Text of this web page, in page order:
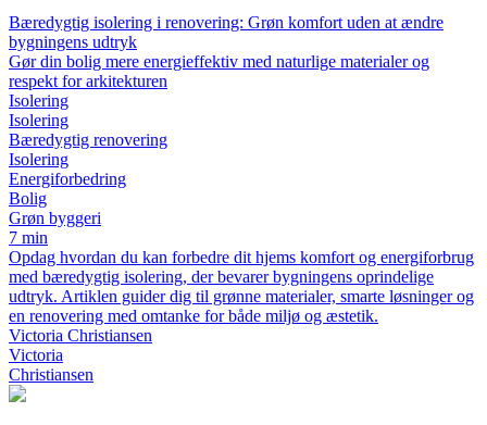
Bæredygtig isolering i renovering: Grøn komfort uden at ændre
bygningens udtryk
Gør din bolig mere energieffektiv med naturlige materialer og
respekt for arkitekturen
Isolering
Isolering
Bæredygtig renovering
Isolering
Energiforbedring
Bolig
Grøn byggeri
7 min
Opdag hvordan du kan forbedre dit hjems komfort og energiforbrug
med bæredygtig isolering, der bevarer bygningens oprindelige
udtryk. Artiklen guider dig til grønne materialer, smarte løsninger og
en renovering med omtanke for både miljø og æstetik.
Victoria Christiansen
Victoria
Christiansen